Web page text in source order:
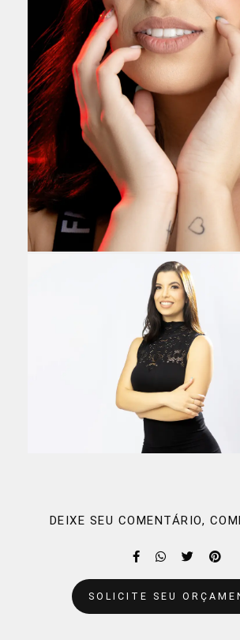
DEIXE SEU COMENTÁRIO,
SOLICITE SEU